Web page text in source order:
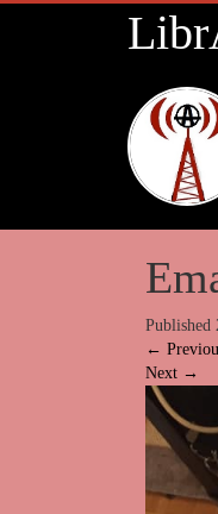
Published
←
Next →